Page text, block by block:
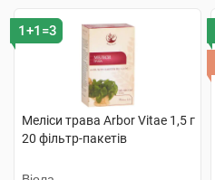
1+1=3
Меліси трава Arbor Vitae 1,5 г
20 фільтр-пакетів